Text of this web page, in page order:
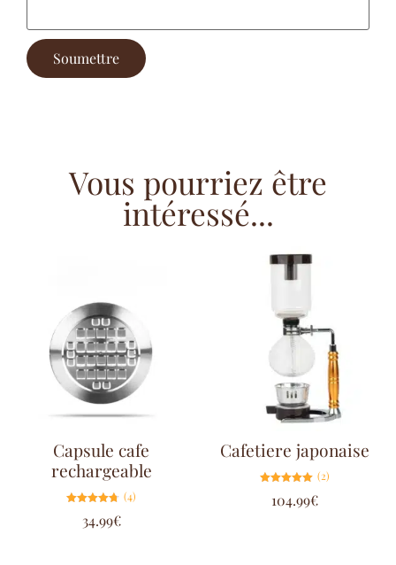
Vous pourriez être
intéressé...
Capsule cafe
rechargeable
4.75
sur 5
(4)
34.99€
Cafetiere japonaise
5.00
sur 5
(2)
104.99€